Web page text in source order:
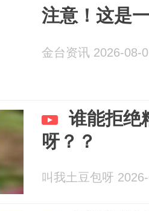
注意！这是
金台资讯 2026-08-
谁能拒绝
呀？？
叫我土豆包呀